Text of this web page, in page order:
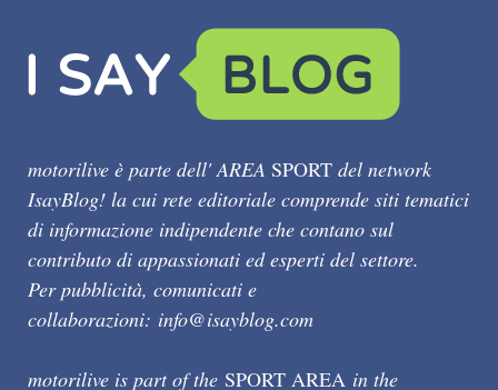
motorilive è parte dell' AREA SPORT del network
IsayBlog! la cui rete editoriale comprende siti tematici
di informazione indipendente che contano sul
contributo di appassionati ed esperti del settore.
Per pubblicità, comunicati e
collaborazioni: info@isayblog.com
motorilive is part of the SPORT AREA in the